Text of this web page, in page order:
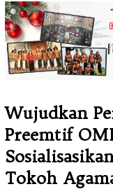
Wujudkan
Preemtif
Tokoh